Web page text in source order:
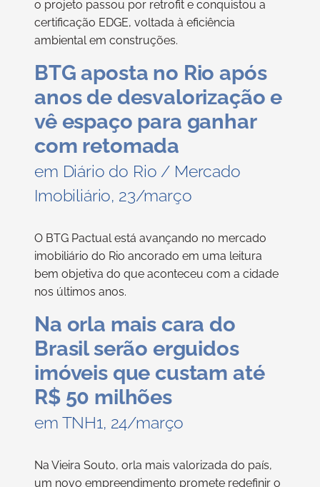
o projeto passou por retrofit e conquistou a
certificação EDGE, voltada à eficiência
ambiental em construções.
BTG aposta no Rio após
anos de desvalorização e
vê espaço para ganhar
com retomada
em Diário do Rio / Mercado
Imobiliário, 23/março
O BTG Pactual está avançando no mercado
imobiliário do Rio ancorado em uma leitura
bem objetiva do que aconteceu com a cidade
nos últimos anos.
Na orla mais cara do
Brasil serão erguidos
imóveis que custam até
R$ 50 milhões
em TNH1, 24/março
Na Vieira Souto, orla mais valorizada do país,
um novo empreendimento promete redefinir o